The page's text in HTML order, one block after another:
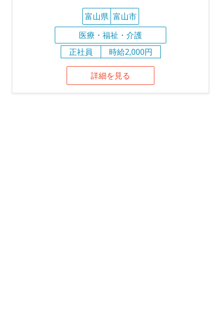
富山県 富山市
医療・福祉・介護
正社員
時給2,000円
詳細を見る